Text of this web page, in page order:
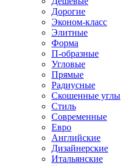
Дорогие
Эконом-класс
Элитные
Форма
П-образные
Угловые
Прямые
Радиусные
Скошенные углы
Стиль
Современные
Евро
Английские
Дизайнерские
Итальянские